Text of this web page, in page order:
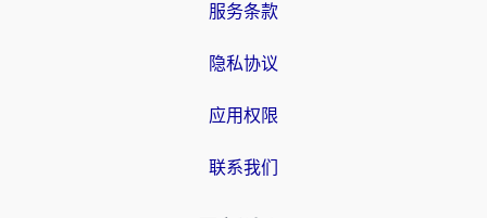
服务条款
隐私协议
应用权限
联系我们